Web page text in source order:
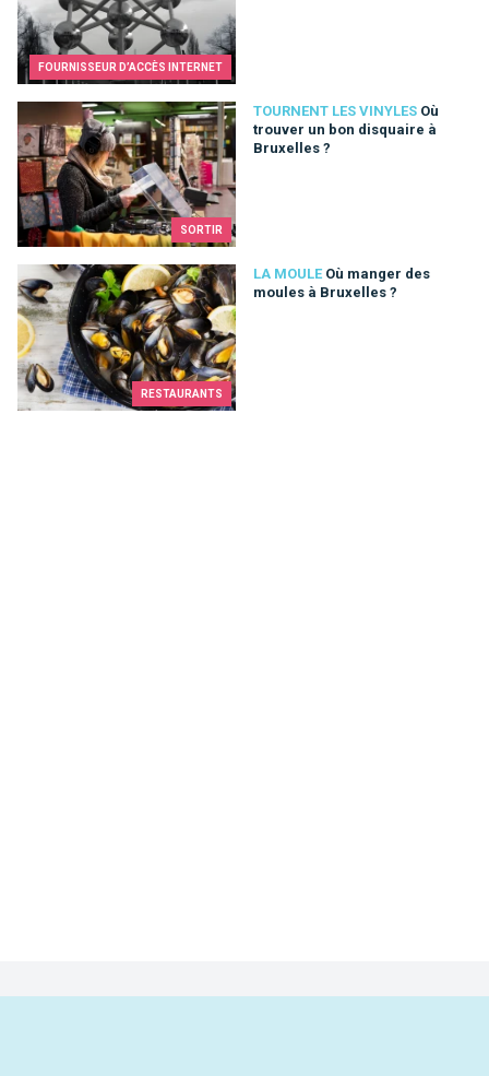
FOURNISSEUR D’ACCÈS INTERNET
SORTIR
TOURNENT LES VINYLES Où
trouver un bon disquaire à
Bruxelles ?
Où trouver un bon disquaire à Bruxelles ?
RESTAURANTS
LA MOULE Où manger des
moules à Bruxelles ?
Où manger des moules à Bruxelles ?